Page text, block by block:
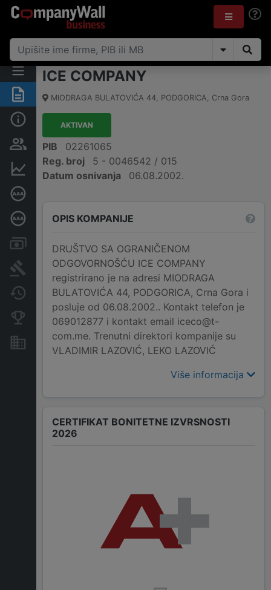
Sažetak
Osobe i vlasništvo
Finansijski podaci
Dubinska bonitetna ocjena
Računi i blokade
Arhiva sudskih objava
Promjene
Konkurentne kompanije
Nekretnine i imovina
ICE COMPANY
MIODRAGA BULATOVIĆA 44, PODGORICA, Crna Gora
AKTIVAN
PIB
02261065
Reg. broj
5 - 0046542 / 015
Datum osnivanja
06.08.2002.
OPIS KOMPANIJE
DRUŠTVO SA OGRANIČENOM
ODGOVORNOŠĆU ICE COMPANY
registrirano je na adresi MIODRAGA
BULATOVIĆA 44, PODGORICA, Crna Gora i
posluje od 06.08.2002.. Kontakt telefon je
069012877 i kontakt email iceco@t-
com.me. Trenutni direktori kompanije su
VLADIMIR LAZOVIĆ, LEKO LAZOVIĆ
Više informacija
CERTIFIKAT BONITETNE IZVRSNOSTI
2026